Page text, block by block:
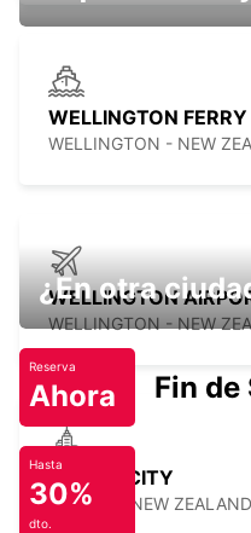
WELLINGTON
WELLINGTON - NEW
WELLINGTON
WELLINGTON - NEW
PICTON CITY
PICTON - NEW ZEALAND
¿En otra
Reserva
Ahora Fin de
Hasta
30%
dto.